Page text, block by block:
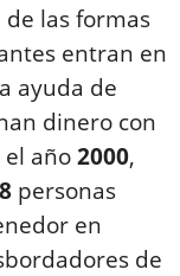
de las formas
entran en
ayuda de
dinero con
año2000,
personas
en
de